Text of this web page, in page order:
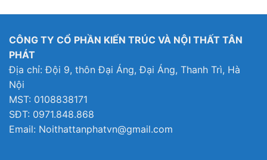
2,026,000₫.
4,725,000₫.
CÔNG TY CỔ PHẦN KIẾN TRÚC VÀ NỘI THẤT TÂN
PHÁT
Địa chỉ: Đội 9, thôn Đại Áng, Đại Áng, Thanh Trì, Hà
Nội
MST: 0108838171
SĐT: 0971.848.868
Email: Noithattanphatvn@gmail.com